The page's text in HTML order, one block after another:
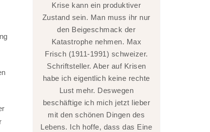
Krise kann ein produktiver
Zustand sein. Man muss ihr nur
den Beigeschmack der
Katastrophe nehmen. Max
Frisch (1911-1991) schweizer.
Schriftsteller. Aber auf Krisen
habe ich eigentlich keine rechte
Lust mehr. Deswegen
beschäftige ich mich jetzt lieber
mit den schönen Dingen des
Lebens. Ich hoffe, dass das Eine